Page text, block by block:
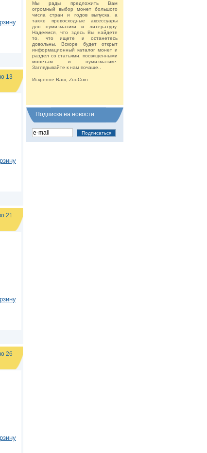
Мы рады предложить Вам
огромный выбор монет большого
числа стран и годов выпуска, а
также превосходные аксессуары
для нумизматики и литературу.
Надеемся, что здесь Вы найдете
то, что ищете и останетесь
довольны. Вскоре будет открыт
информационный каталог монет и
раздел со статьями, посвященными
монетам и нумизматике.
Заглядывайте к нам почаще..
Искренне Ваш, ZooCoin
Подписка на новости
13
21
26